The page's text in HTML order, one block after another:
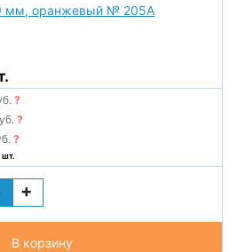
мм, оранжевый № 205А
?
?
?
шт.
+
В корзину